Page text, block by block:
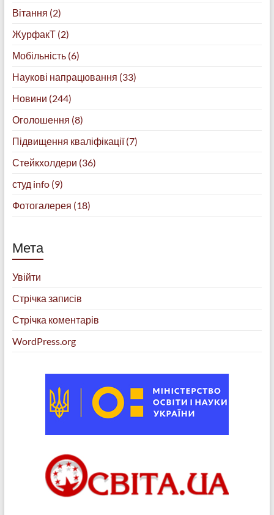
Вітання (2)
ЖурфакТ(2)
Мобільність(6)
Наукові напрацювання (33)
Новини (244)
Оголошення (8)
Підвищення кваліфікації(7)
Стейкхолдери (36)
студ info(9)
Фотогалерея (18)
Мета
Увійти
Стрічка записів
Стрічка коментарів
WordPress.org